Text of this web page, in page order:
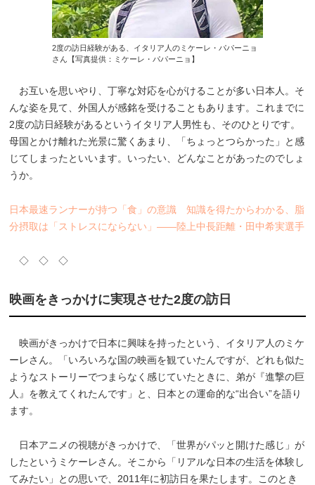
2度の訪日経験がある、イタリア人のミケーレ・パパーニョ
さん【写真提供：ミケーレ・パパーニョ】
お互いを思いやり、丁寧な対応を心がけることが多い日本人。そ
んな姿を見て、外国人が感銘を受けることもあります。これまでに
2度の訪日経験があるというイタリア人男性も、そのひとりです。
母国とかけ離れた光景に驚くあまり、「ちょっとつらかった」と感
じてしまったといいます。いったい、どんなことがあったのでしょ
うか。
日本最速ランナーが持つ「食」の意識 知識を得たからわかる、脂
分摂取は「ストレスにならない」――陸上中長距離・田中希実選手
◇ ◇ ◇
映画をきっかけに実現させた2度の訪日
映画がきっかけで日本に興味を持ったという、イタリア人のミケ
ーレさん。「いろいろな国の映画を観ていたんですが、どれも似た
ようなストーリーでつまらなく感じていたときに、弟が『進撃の巨
人』を教えてくれたんです」と、日本との運命的な“出合い”を語り
ます。
日本アニメの視聴がきっかけで、「世界がパッと開けた感じ」が
したというミケーレさん。そこから「リアルな日本の生活を体験し
てみたい」との思いで、2011年に初訪日を果たします。このとき